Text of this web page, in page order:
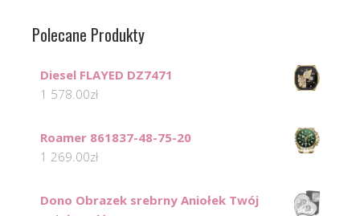
Polecane Produkty
Diesel FLAYED DZ7471
1 578.00zł
Roamer 861837-48-75-20
1 269.00zł
Dono Obrazek srebrny Aniołek Twój